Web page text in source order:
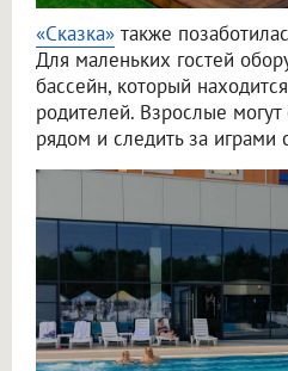
«Сказка» также
Для маленьких гостей
бассейн, который
родителей. Взрослые
рядом и следить за